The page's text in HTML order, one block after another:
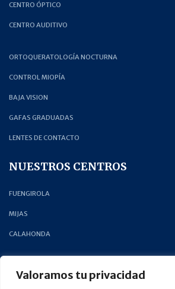
Valoramos tu privacidad
CENTRO ÓPTICO
CENTRO AUDITIVO
ORTOQUERATOLOGÍA NOCTURNA
CONTROL MIOPÍA
BAJA VISION
GAFAS GRADUADAS
LENTES DE CONTACTO
NUESTROS CENTROS
FUENGIROLA
MIJAS
CALAHONDA